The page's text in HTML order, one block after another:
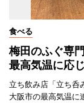
食べる
梅田のふぐ専
最高気温に応
立ち飲み店「立ち呑
大阪市の最高気温に